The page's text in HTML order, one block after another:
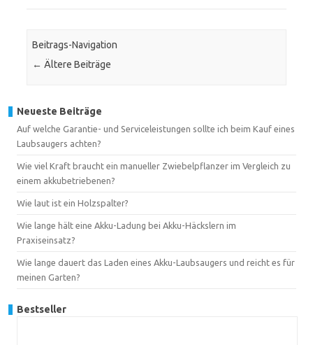
Beitrags-Navigation
← Ältere Beiträge
Neueste Beiträge
Auf welche Garantie- und Serviceleistungen sollte ich beim Kauf eines
Laubsaugers achten?
Wie viel Kraft braucht ein manueller Zwiebelpflanzer im Vergleich zu
einem akkubetriebenen?
Wie laut ist ein Holzspalter?
Wie lange hält eine Akku-Ladung bei Akku-Häckslern im
Praxiseinsatz?
Wie lange dauert das Laden eines Akku-Laubsaugers und reicht es für
meinen Garten?
Bestseller